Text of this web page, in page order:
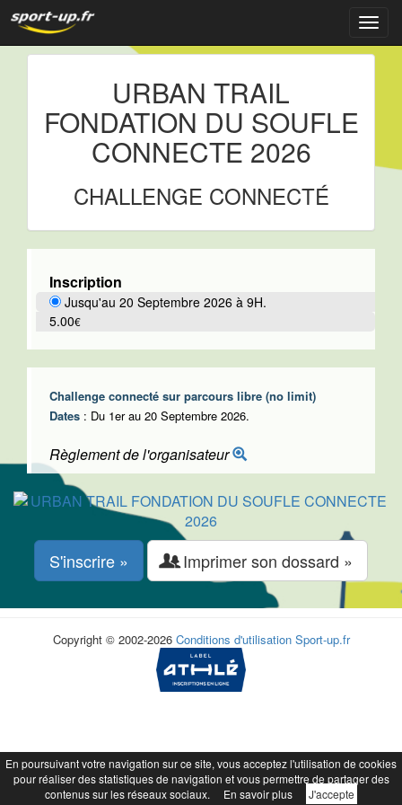
URBAN TRAIL
FONDATION DU SOUFLE
CONNECTE 2026
CHALLENGE CONNECTÉ
Inscription
Jusqu'au 20 Septembre 2026 à 9H.
5.00€
Challenge connecté sur parcours libre (no limit)
Dates : Du 1er au 20 Septembre 2026.
Règlement de l'organisateur
S'inscrire » Imprimer son dossard »
Copyright © 2002-2026 Conditions d'utilisation Sport-up.fr
En poursuivant votre navigation sur ce site, vous acceptez l'utilisation de cookies
pour réaliser des statistiques de navigation et vous permettre de partager des
contenus sur les réseaux sociaux.
En savoir plus J'accepte